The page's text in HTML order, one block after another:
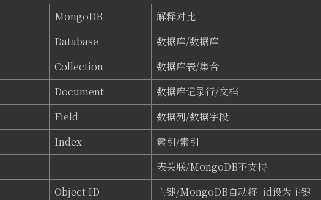
MongoDB
解释对比
Database
数据库/数据库
Collection
数据库表/集合
Document
数据库记录行/文档
Field
数据列/数据字段
Index
索引/索引
表关联/MongoDB不支持
Object ID 主键/MongoDB自动将_id设为主键